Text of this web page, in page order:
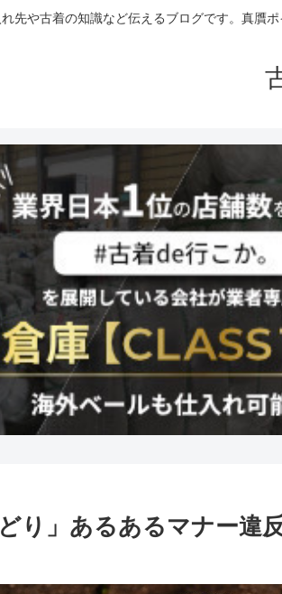
先や古着の知識など伝えるブログです。真贋
り」あるあるマナー違